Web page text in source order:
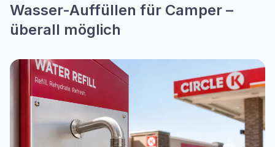
Wasser-Auffüllen für Camper –
überall möglich